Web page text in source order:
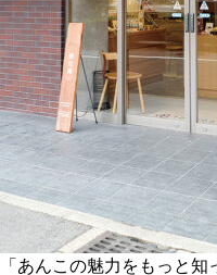
「あんこの魅力をもっと